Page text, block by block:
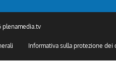
plenamedia.tv
Informativa sulla protezione dei